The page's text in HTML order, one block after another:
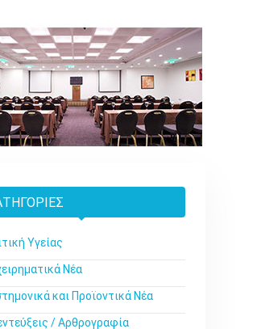
Υγείας
Νέα
και Προϊοντικά Νέα
/ Αρθρογραφία